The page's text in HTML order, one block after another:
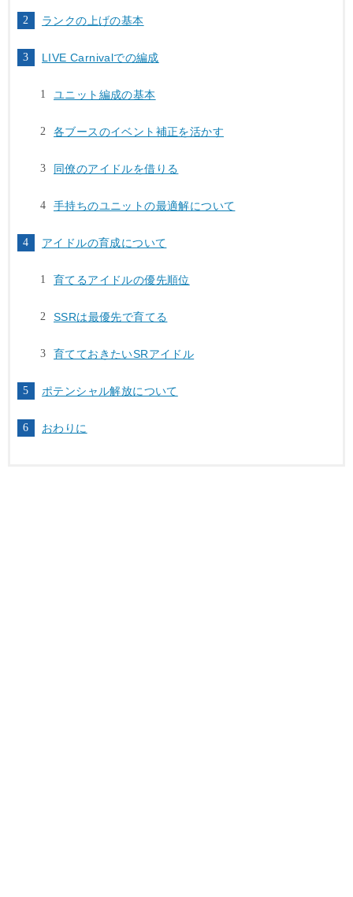
ランクの上げの基本
LIVE Carnivalでの編成
ユニット編成の基本
各ブースのイベント補正を活かす
同僚のアイドルを借りる
手持ちのユニットの最適解について
アイドルの育成について
育てるアイドルの優先順位
SSRは最優先で育てる
育てておきたいSRアイドル
ポテンシャル解放について
おわりに